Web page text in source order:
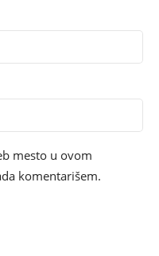
mesto u ovom
komentarišem.